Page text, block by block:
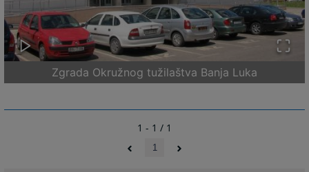
Zgrada Okružnog tužilaštva Banja Luka
1 - 1 / 1
1